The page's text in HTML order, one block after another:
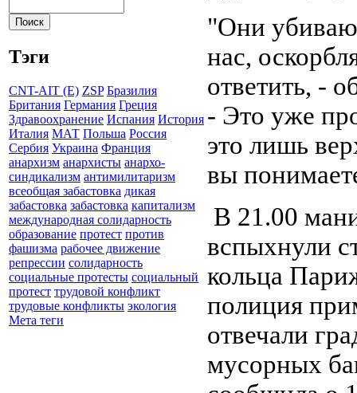
Тэги
CNT-AIT (E) ZSP Бразилия
Британия Германия Греция
Здравоохранение Испания История
Италия МАТ Польша Россия
Сербия Украина Франция
анархизм анархисты анархо-
синдикализм антимилитаризм
всеобщая забастовка дикая
забастовка забастовка капитализм
международная солидарность
образование протест против
фашизма рабочее движение
репрессии солидарность
социальные протесты социальный
протест трудовой конфликт
трудовые конфликты экология
Мета теги
"Они
нас,
ответить, -
- Это уже
это лишь
вы
В 21.00
вспыхнули
кольца
полиция
отвечали
мусорных